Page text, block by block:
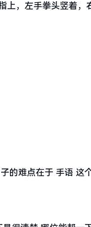
上，左手拳头竖着
的难点在于 手语 这